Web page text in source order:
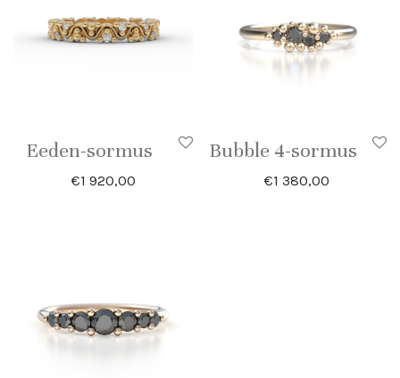
Eeden-sormus
€1 920,00
Bubble 4-sormus
€1 380,00